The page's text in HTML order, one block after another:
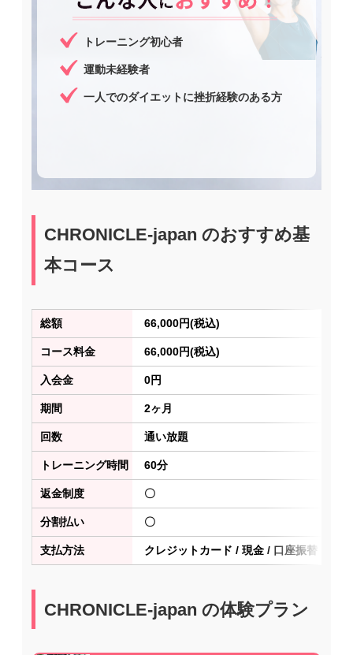
トレーニング初心者
運動未経験者
一人でのダイエットに挫折経験のある方
CHRONICLE-japan のおすすめ基
本コース
総額 66,000円(税込)
コース料金 66,000円(税込)
入会金 0円
期間 2ヶ月
回数 通い放題
トレーニング時間 60分
返金制度 〇
分割払い 〇
支払方法 クレジットカード / 現金 / 口座振替
CHRONICLE-japan の体験プラン